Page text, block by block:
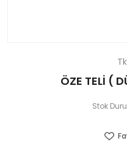
ÖZE TELİ (
Stok